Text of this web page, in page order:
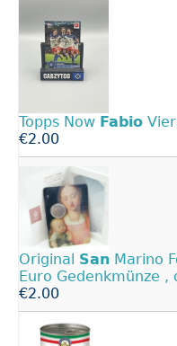
Topps Now Fabio
€2.00
Original San Marino
Euro Gedenkmünze ,
€2.00